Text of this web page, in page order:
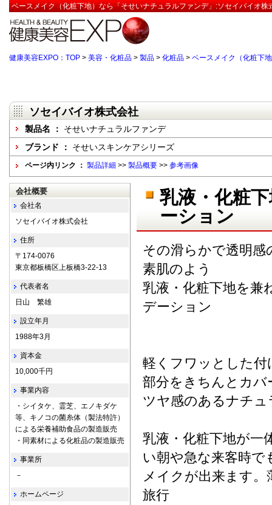
ベースメイク（化粧下地）なら「そせいナチュラルファンデ」:ソセイバイオ株
健康美容EXPO：TOP > 美容・化粧品 > 製品 > 化粧品 > ベースメイク（化粧下
ソセイバイオ株式会社
製品名 ： そせいナチュラルファンデ
ブランド ： そせいスキンケアシリーズ
ページ内リンク ： 製品詳細 >> 製品概要 >> 参考画像
乳液・化粧
ーション
その滑らかで透明
素肌のよう
乳液・化粧下地を兼
デーション
軽くフワッとした付
部分をきちんとカバ
ツヤ感のあるナチ
乳液・化粧下地が一
い朝や急な来客時で
メイクが出来ます
旅行
会社概要
会社名
ソセイバイオ株式会社
住所
〒174-0076
東京都板橋区上板橋3-22-13
代表者名
日山 繁雄
設立年月
1988年3月
資本金
10,000千円
事業内容
・シイタケ、霊芝、エノキダケ
等、キノコの菌糸体（製法特許）
による栄養補助食品の製造販売
・同素材による化粧品の製造販売
事業所
－
ホームページ